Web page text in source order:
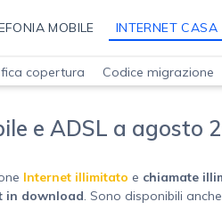
MOBILE INTERNET CASA
copertura Codice migrazione
e ADSL a agosto
Internet illimitato e chiamate
in download. Sono disponibili anche